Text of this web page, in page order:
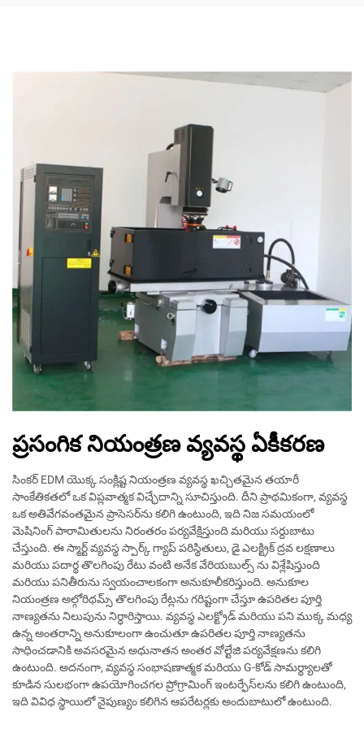
ప్రసంగిక నియంత్రణ వ్యవస్థ ఏకీకరణ
సింకర్ EDM యొక్క సంక్లిష్ట నియంత్రణ వ్యవస్థ ఖచ్చితమైన తయారీ
సాంకేతికతలో ఒక విప్లవాత్మక విచ్ఛేదాన్ని సూచిస్తుంది. దీని ప్రాథమికంగా, వ్యవస్థ
ఒక అతివేగవంతమైన ప్రాసెసర్‌ను కలిగి ఉంటుంది, ఇది నిజ సమయంలో
మెషినింగ్ పారామితులను నిరంతరం పర్యవేక్షిస్తుంది మరియు సర్దుబాటు
చేస్తుంది. ఈ స్మార్ట్ వ్యవస్థ స్పార్క్ గ్యాప్ పరిస్థితులు, డై ఎలక్ట్రిక్ ద్రవ లక్షణాలు
మరియు పదార్థ తొలగింపు రేటు వంటి అనేక వేరియబుల్స్ ను విశ్లేషిస్తుంది
మరియు పనితీరును స్వయంచాలకంగా అనుకూలీకరిస్తుంది. అనుకూల
నియంత్రణ అల్గోరిథమ్స్ తొలగింపు రేట్లను గరిష్టంగా చేస్తూ ఉపరితల పూర్తి
నాణ్యతను నిలుపును నిర్ధారిస్తాయి. వ్యవస్థ ఎలక్ట్రోడ్ మరియు పని ముక్క మధ్య
ఉన్న అంతరాన్ని అనుకూలంగా ఉంచుతూ ఉపరితల పూర్తి నాణ్యతను
సాధించడానికి అవసరమైన అధునాతన అంతర వోల్టేజి పర్యవేక్షణను కలిగి
ఉంటుంది. అదనంగా, వ్యవస్థ సంభాషణాత్మక మరియు G-కోడ్ సామర్థ్యాలతో
కూడిన సులభంగా ఉపయోగించగల ప్రోగ్రామింగ్ ఇంటర్ఫేస్‌లను కలిగి ఉంటుంది,
ఇది వివిధ స్థాయిలో నైపుణ్యం కలిగిన ఆపరేటర్లకు అందుబాటులో ఉంటుంది.